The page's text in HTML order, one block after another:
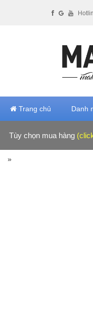
Trang chủ Danh
Tùy chọn mua hàng
»